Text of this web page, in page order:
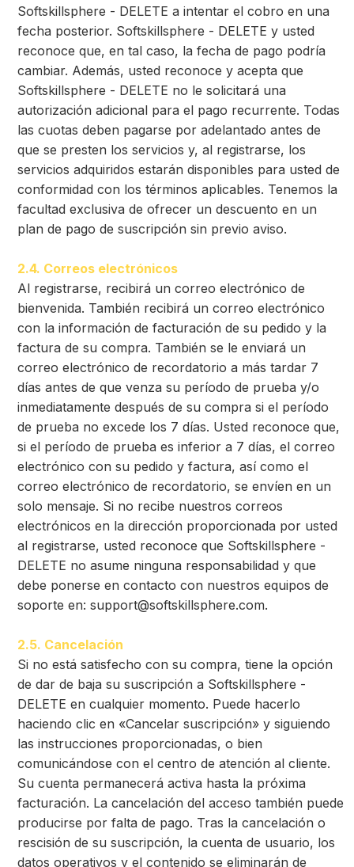
Softskillsphere - DELETE a intentar el cobro en una
fecha posterior. Softskillsphere - DELETE y usted
reconoce que, en tal caso, la fecha de pago podría
cambiar. Además, usted reconoce y acepta que
Softskillsphere - DELETE no le solicitará una
autorización adicional para el pago recurrente. Todas
las cuotas deben pagarse por adelantado antes de
que se presten los servicios y, al registrarse, los
servicios adquiridos estarán disponibles para usted de
conformidad con los términos aplicables. Tenemos la
facultad exclusiva de ofrecer un descuento en un
plan de pago de suscripción sin previo aviso.
2.4. Correos electrónicos
Al registrarse, recibirá un correo electrónico de
bienvenida. También recibirá un correo electrónico
con la información de facturación de su pedido y la
factura de su compra. También se le enviará un
correo electrónico de recordatorio a más tardar 7
días antes de que venza su período de prueba y/o
inmediatamente después de su compra si el período
de prueba no excede los 7 días. Usted reconoce que,
si el período de prueba es inferior a 7 días, el correo
electrónico con su pedido y factura, así como el
correo electrónico de recordatorio, se envíen en un
solo mensaje. Si no recibe nuestros correos
electrónicos en la dirección proporcionada por usted
al registrarse, usted reconoce que Softskillsphere -
DELETE no asume ninguna responsabilidad y que
debe ponerse en contacto con nuestros equipos de
soporte en: support@softskillsphere.com.
2.5. Cancelación
Si no está satisfecho con su compra, tiene la opción
de dar de baja su suscripción a Softskillsphere -
DELETE en cualquier momento. Puede hacerlo
haciendo clic en «Cancelar suscripción» y siguiendo
las instrucciones proporcionadas, o bien
comunicándose con el centro de atención al cliente.
Su cuenta permanecerá activa hasta la próxima
facturación. La cancelación del acceso también puede
producirse por falta de pago. Tras la cancelación o
rescisión de su suscripción, la cuenta de usuario, los
datos operativos y el contenido se eliminarán de